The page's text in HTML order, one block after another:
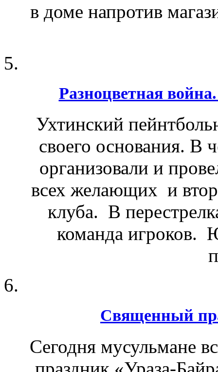
в доме напротив
Разноцветная
Ухтинский
своего основания. В
организовали и
всех желающих и
клуба. В
команда игроков.
Священный
Сегодня мусульмане